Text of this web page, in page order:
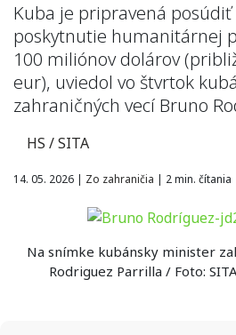
Kuba je pripravená
poskytnutie humanitárnej
100 miliónov dolárov
eur), uviedol vo štvrtok
zahraničných vecí Bruno
HS / SITA
14. 05. 2026 | Zo zahraničia | 2 min. čítania
Na snímke kubánsky minister
Rodriguez Parrilla / Foto: